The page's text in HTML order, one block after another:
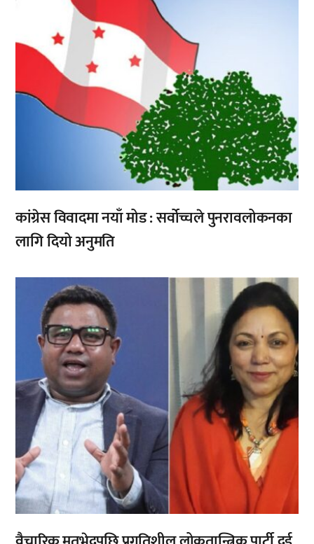
कांग्रेस विवादमा नयाँ मोड : सर्वोच्चले पुनरावलोकनका
लागि दियो अनुमति